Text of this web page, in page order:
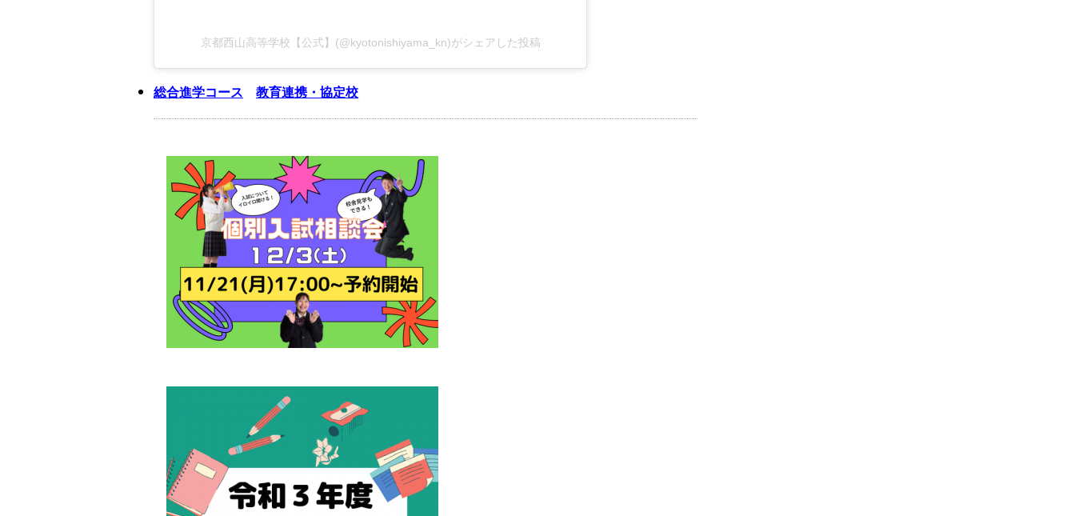
京都西山高等学校【公式】(@kyotonishiyama_kn)がシェアした投稿
総合進学コース 教育連携・協定校